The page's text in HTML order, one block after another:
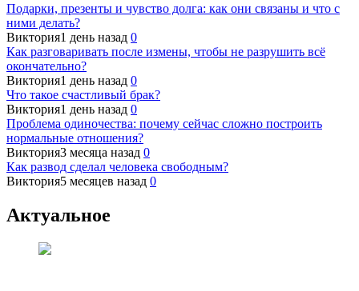
Подарки, презенты и чувство долга: как они связаны и что с
ними делать?
Виктория1 день назад 0
Как разговаривать после измены, чтобы не разрушить всё
окончательно?
Виктория1 день назад 0
Что такое счастливый брак?
Виктория1 день назад 0
Проблема одиночества: почему сейчас сложно построить
нормальные отношения?
Виктория3 месяца назад 0
Как развод сделал человека свободным?
Виктория5 месяцев назад 0
Актуальное